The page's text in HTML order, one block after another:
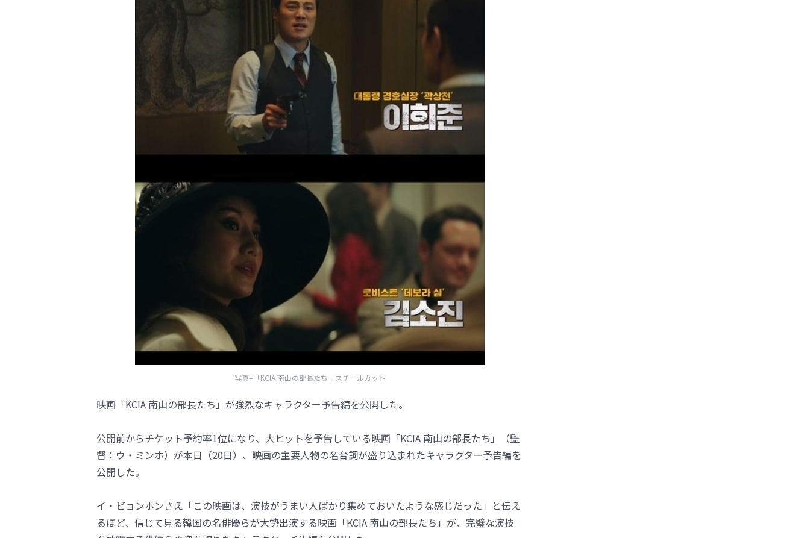
写真=「KCIA 南山の部長たち」スチールカット
映画「KCIA 南山の部長たち」が強烈なキャラクター予告編を公開した。
公開前からチケット予約率1位になり、大ヒットを予告している映画「KCIA 南山の部長たち」（監
督：ウ・ミンホ）が本日（20日）、映画の主要人物の名台詞が盛り込まれたキャラクター予告編を
公開した。
イ・ビョンホンさえ「この映画は、演技がうまい人ばかり集めておいたような感じだった」と伝え
るほど、信じて見る韓国の名俳優らが大勢出演する映画「KCIA 南山の部長たち」が、完璧な演技